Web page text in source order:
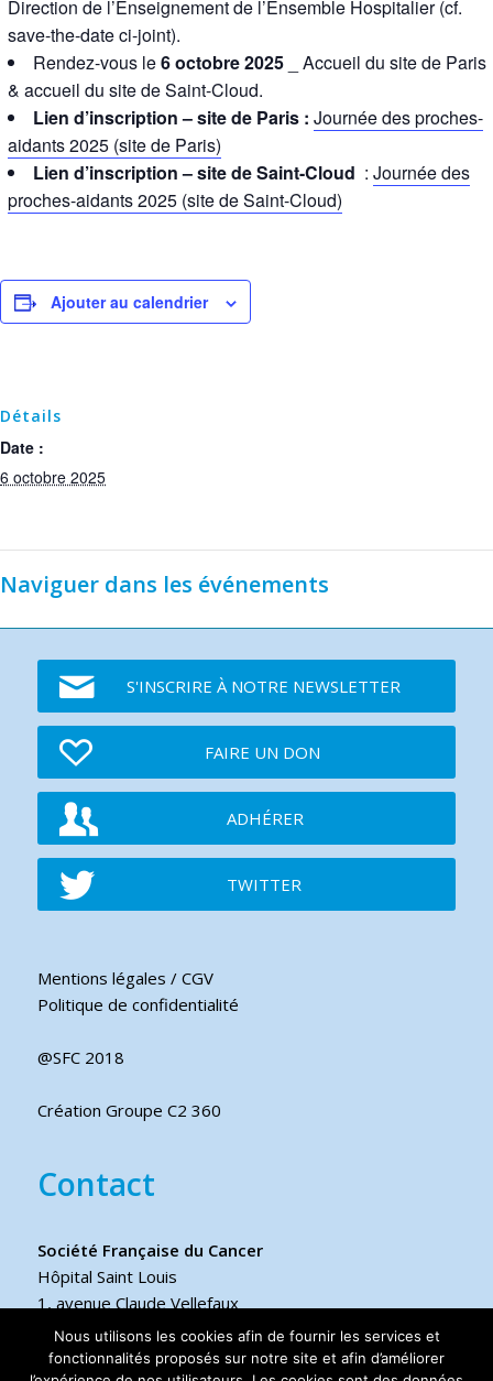
Direction de l’Enseignement de l’Ensemble Hospitalier (cf.
save-the-date ci-joint).
Rendez-vous le6 octobre 2025 _ Accueil du site de Paris
& accueil du site de Saint-Cloud.
Lien d’inscription – site de Paris : Journée des proches-
aidants 2025 (site de Paris)
Lien d’inscription – site de Saint-Cloud : Journée des
proches-aidants 2025 (site de Saint-Cloud)
Ajouter au calendrier
Détails
Date :
6 octobre 2025
Naviguer dans les événements
S'INSCRIRE À NOTRE NEWSLETTER
FAIRE UN DON
ADHÉRER
TWITTER
Mentions légales / CGV
Politique de confidentialité
@SFC 2018
Création Groupe C2 360
Contact
Société Française du Cancer
Hôpital Saint Louis
1, avenue Claude Vellefaux
75475 Paris cedex 10 FRANCE
Nous utilisons les cookies afin de fournir les services et
fonctionnalités proposés sur notre site et afin d’améliorer